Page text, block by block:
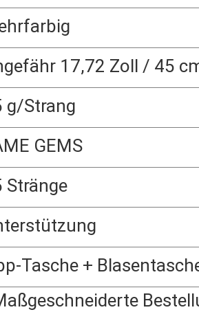
17,72 Zoll / 45
g/Strang
GEMS
Stränge
Tasche +